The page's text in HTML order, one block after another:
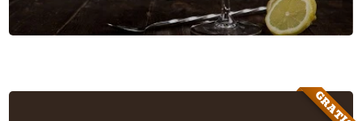
GRATIS